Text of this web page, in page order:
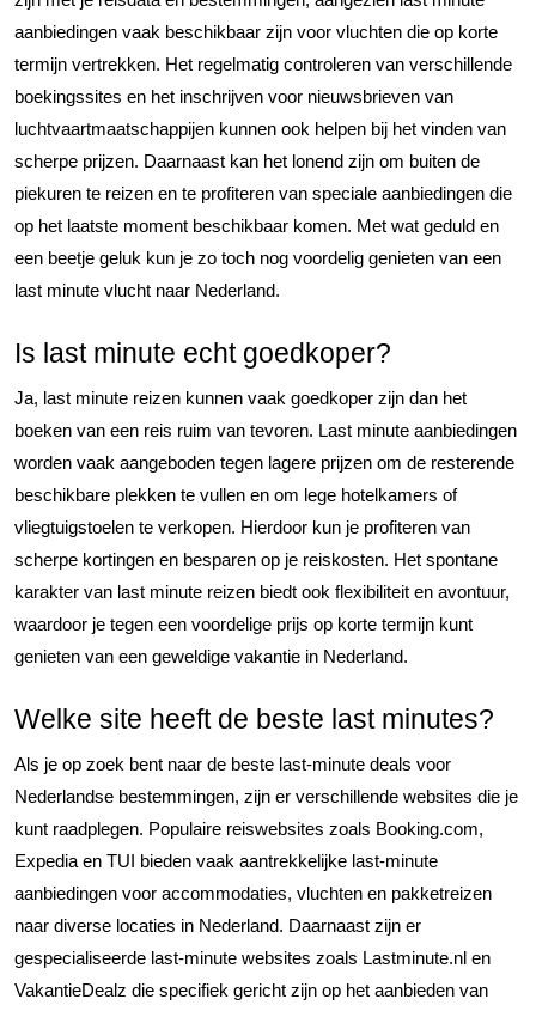
aanbiedingen vaak beschikbaar zijn voor vluchten die op korte
termijn vertrekken. Het regelmatig controleren van verschillende
boekingssites en het inschrijven voor nieuwsbrieven van
luchtvaartmaatschappijen kunnen ook helpen bij het vinden van
scherpe prijzen. Daarnaast kan het lonend zijn om buiten de
piekuren te reizen en te profiteren van speciale aanbiedingen die
op het laatste moment beschikbaar komen. Met wat geduld en
een beetje geluk kun je zo toch nog voordelig genieten van een
last minute vlucht naar Nederland.
Is last minute echt goedkoper?
Ja, last minute reizen kunnen vaak goedkoper zijn dan het
boeken van een reis ruim van tevoren. Last minute aanbiedingen
worden vaak aangeboden tegen lagere prijzen om de resterende
beschikbare plekken te vullen en om lege hotelkamers of
vliegtuigstoelen te verkopen. Hierdoor kun je profiteren van
scherpe kortingen en besparen op je reiskosten. Het spontane
karakter van last minute reizen biedt ook flexibiliteit en avontuur,
waardoor je tegen een voordelige prijs op korte termijn kunt
genieten van een geweldige vakantie in Nederland.
Welke site heeft de beste last minutes?
Als je op zoek bent naar de beste last-minute deals voor
Nederlandse bestemmingen, zijn er verschillende websites die je
kunt raadplegen. Populaire reiswebsites zoals Booking.com,
Expedia en TUI bieden vaak aantrekkelijke last-minute
aanbiedingen voor accommodaties, vluchten en pakketreizen
naar diverse locaties in Nederland. Daarnaast zijn er
gespecialiseerde last-minute websites zoals Lastminute.nl en
VakantieDealz die specifiek gericht zijn op het aanbieden van